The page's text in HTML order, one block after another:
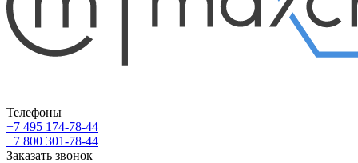
Телефоны
+7 495 174-78-44
+7 800 301-78-44
Заказать звонок